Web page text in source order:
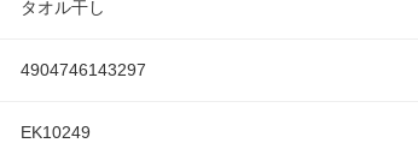
タオル干し
4904746143297
EK10249